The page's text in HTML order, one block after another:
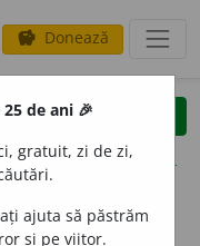
savings Donează
clear
opțiuni
de ani 🎉
gratuit, zi de zi,
ajuta să păstrăm
și pe viitor.